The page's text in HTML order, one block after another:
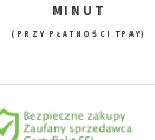
MINUT
(PRZY PŁATNOŚCI TPAY)